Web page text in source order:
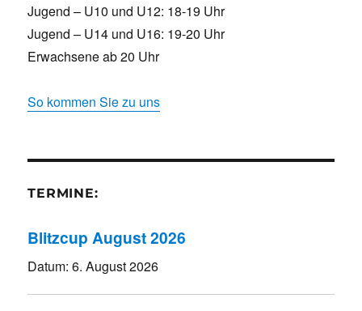
Jugend – U10 und U12: 18-19 Uhr
Jugend – U14 und U16: 19-20 Uhr
Erwachsene ab 20 Uhr
So kommen Sie zu uns
TERMINE:
Blitzcup August 2026
Datum:6. August 2026